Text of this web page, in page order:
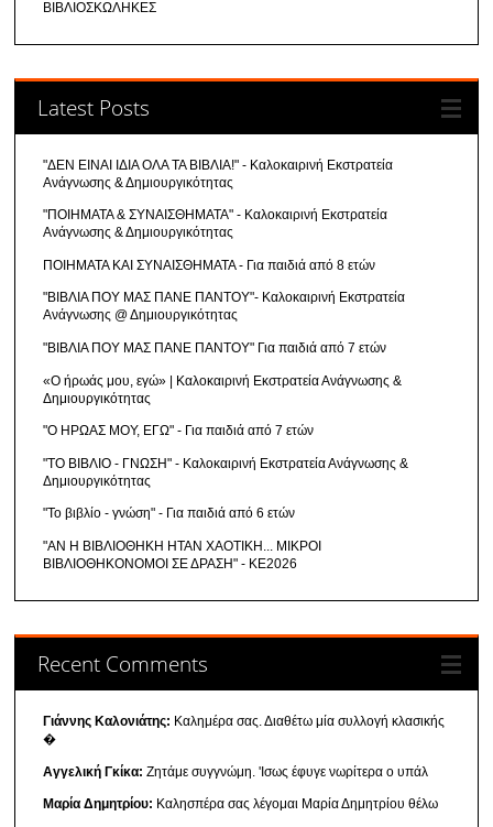
ΒΙΒΛΙΟΣΚΩΛΗΚΕΣ
Latest Posts
"ΔΕΝ ΕΙΝΑΙ ΙΔΙΑ ΟΛΑ ΤΑ ΒΙΒΛΙΑ!" - Καλοκαιρινή Εκστρατεία
Ανάγνωσης & Δημιουργικότητας
"ΠΟΙΗΜΑΤΑ & ΣΥΝΑΙΣΘΗΜΑΤΑ" - Καλοκαιρινή Εκστρατεία
Ανάγνωσης & Δημιουργικότητας
ΠΟΙΗΜΑΤΑ ΚΑΙ ΣΥΝΑΙΣΘΗΜΑΤΑ - Για παιδιά από 8 ετών
"ΒΙΒΛΙΑ ΠΟΥ ΜΑΣ ΠΑΝΕ ΠΑΝΤΟΥ"- Καλοκαιρινή Εκστρατεία
Ανάγνωσης @ Δημιουργικότητας
"ΒΙΒΛΙΑ ΠΟΥ ΜΑΣ ΠΑΝΕ ΠΑΝΤΟΥ" Για παιδιά από 7 ετών
«Ο ήρωάς μου, εγώ» | Καλοκαιρινή Εκστρατεία Ανάγνωσης &
Δημιουργικότητας
"Ο ΗΡΩΑΣ ΜΟΥ, ΕΓΩ" - Για παιδιά από 7 ετών
"ΤΟ ΒΙΒΛΙΟ - ΓΝΩΣΗ" - Καλοκαιρινή Εκστρατεία Ανάγνωσης &
Δημιουργικότητας
"Το βιβλίο - γνώση" - Για παιδιά από 6 ετών
"ΑΝ Η ΒΙΒΛΙΟΘΗΚΗ ΗΤΑΝ ΧΑΟΤΙΚΗ... ΜΙΚΡΟΙ
ΒΙΒΛΙΟΘΗΚΟΝΟΜΟΙ ΣΕ ΔΡΑΣΗ" - ΚΕ2026
Recent Comments
Γιάννης Καλονιάτης: Καλημέρα σας. Διαθέτω μία συλλογή κλασικής
�
Αγγελική Γκίκα: Ζητάμε συγγνώμη. 'Ισως έφυγε νωρίτερα ο υπάλ
Μαρία Δημητρίου: Καλησπέρα σας λέγομαι Μαρία Δημητρίου θέλω